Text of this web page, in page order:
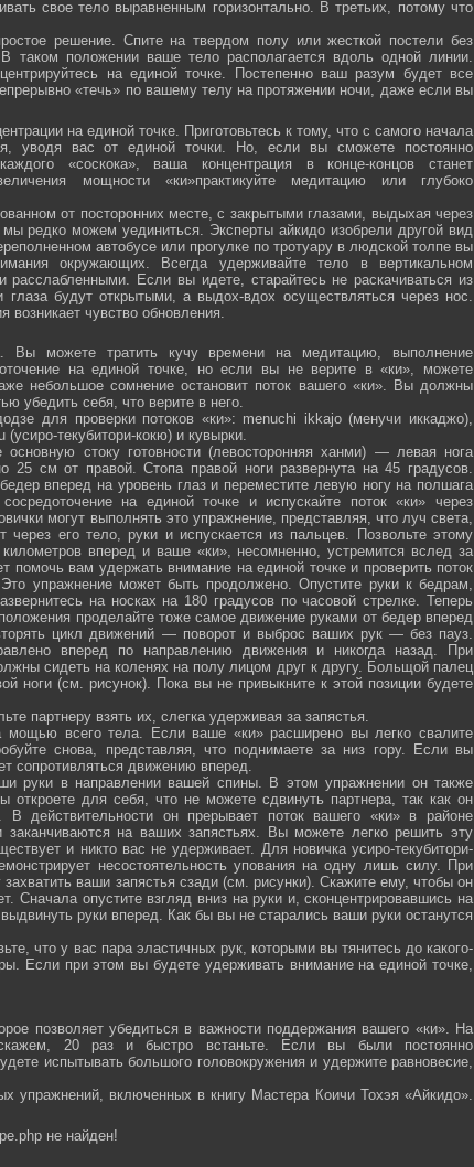
свое тело выравненным горизонтально. В третьих, потому что
решение. Спите на твердом полу или жесткой постели без
таком положении ваше тело располагается вдоль одной линии.
на единой точке. Постепенно ваш разум будет все
«течь» по вашему телу на протяжении ночи, даже если вы
на единой точке. Приготовьтесь к тому, что с самого начала
уводя вас от единой точки. Но, если вы сможете постоянно
«соскока», ваша концентрация в конце-концов станет
мощности «ки»практикуйте медитацию или глубоко
от посторонних месте, с закрытыми глазами, выдыхая через
редко можем уединиться. Эксперты айкидо изобрели другой вид
автобусе или прогулке по тротуару в людской толпе вы
окружающих. Всегда удерживайте тело в вертикальном
Если вы идете, старайтесь не раскачиваться из
будут открытыми, а выдох-вдох осуществляться через нос.
чувство обновления.
можете тратить кучу времени на медитацию, выполнение
на единой точке, но если вы не верите в «ки», можете
небольшое сомнение остановит поток вашего «ки». Вы должны
убедить себя, что верите в него.
для проверки потоков «ки»: menuchi ikkajo (менучи иккаджо),
текубитори-кокю) и кувырки.
стоку готовности (левосторонняя ханми) — левая нога
25 см от правой. Стопа правой ноги развернута на 45 градусов.
вперед на уровень глаз и переместите левую ногу на полшага
на единой точке и испускайте поток «ки» через
могут выполнять это упражнение, представляя, что луч света,
через его тело, руки и испускается из пальцев. Позвольте этому
вперед и ваше «ки», несомненно, устремится вслед за
помочь вам удержать внимание на единой точке и проверить поток
упражнение может быть продолжено. Опустите руки к бедрам,
на носках на 180 градусов по часовой стрелке. Теперь
проделайте тоже самое движение руками от бедер вперед
цикл движений — поворот и выброс ваших рук — без пауз.
вперед по направлению движения и никогда назад. При
сидеть на коленях на полу лицом друг к другу. Больщой палец
ноги (см. рисунок). Пока вы не привыкните к этой позиции будете
партнеру взять их, слегка удерживая за запястья.
мощью всего тела. Если ваше «ки» расширено вы легко свалите
снова, представляя, что поднимаете за низ гору. Если вы
сопротивляться движению вперед.
руки в направлении вашей спины. В этом упражнении он также
откроете для себя, что не можете сдвинуть партнера, так как он
действительности он прерывает поток вашего «ки» в районе
на ваших запястьях. Вы можете легко решить эту
и никто вас не удерживает. Для новичка усиро-текубитори-
несостоятельность упования на одну лишь силу. При
захватить ваши запястья сзади (см. рисунки). Скажите ему, чтобы он
Сначала опустите взгляд вниз на руки и, сконцентрировавшись на
руки вперед. Как бы вы не старались ваши руки останутся
что у вас пара эластичных рук, которыми вы тянитесь до какого-
Если при этом вы будете удерживать внимание на единой точке,
позволяет убедиться в важности поддержания вашего «ки». На
скажем, 20 раз и быстро встаньте. Если вы были постоянно
испытывать большого головокружения и удержите равновесие,
упражнений, включенных в книгу Мастера Коичи Тохэя «Айкидо».
не найден!